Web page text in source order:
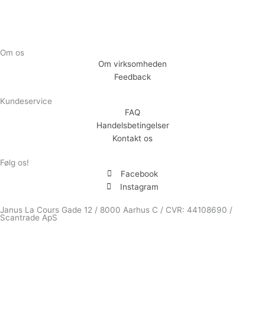
Om os
Om virksomheden
Feedback
Kundeservice
FAQ
Handelsbetingelser
Kontakt os
Følg os!
Facebook
Instagram
Janus La Cours Gade 12 / 8000 Aarhus C / CVR: 44108690 /
Scantrade ApS